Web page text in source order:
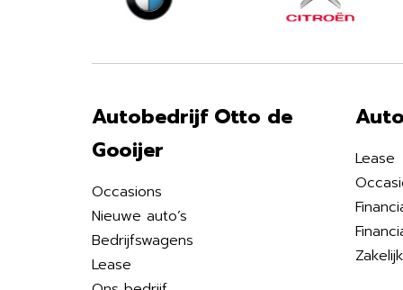
Autobedrijf Otto de
Gooijer
Occasions
Nieuwe auto’s
Bedrijfswagens
Lease
Lease